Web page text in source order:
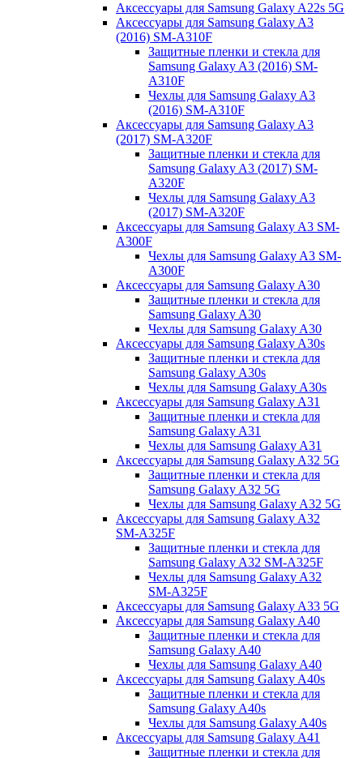
Аксессуары для Samsung Galaxy A22s 5G
Аксессуары для Samsung Galaxy A3
(2016) SM-A310F
Защитные пленки и стекла для
Samsung Galaxy A3 (2016) SM-
A310F
Чехлы для Samsung Galaxy A3
(2016) SM-A310F
Аксессуары для Samsung Galaxy A3
(2017) SM-A320F
Защитные пленки и стекла для
Samsung Galaxy A3 (2017) SM-
A320F
Чехлы для Samsung Galaxy A3
(2017) SM-A320F
Аксессуары для Samsung Galaxy A3 SM-
A300F
Чехлы для Samsung Galaxy A3 SM-
A300F
Аксессуары для Samsung Galaxy A30
Защитные пленки и стекла для
Samsung Galaxy A30
Чехлы для Samsung Galaxy A30
Аксессуары для Samsung Galaxy A30s
Защитные пленки и стекла для
Samsung Galaxy A30s
Чехлы для Samsung Galaxy A30s
Аксессуары для Samsung Galaxy A31
Защитные пленки и стекла для
Samsung Galaxy A31
Чехлы для Samsung Galaxy A31
Аксессуары для Samsung Galaxy A32 5G
Защитные пленки и стекла для
Samsung Galaxy A32 5G
Чехлы для Samsung Galaxy A32 5G
Аксессуары для Samsung Galaxy A32
SM-A325F
Защитные пленки и стекла для
Samsung Galaxy A32 SM-A325F
Чехлы для Samsung Galaxy A32
SM-A325F
Аксессуары для Samsung Galaxy A33 5G
Аксессуары для Samsung Galaxy A40
Защитные пленки и стекла для
Samsung Galaxy A40
Чехлы для Samsung Galaxy A40
Аксессуары для Samsung Galaxy A40s
Защитные пленки и стекла для
Samsung Galaxy A40s
Чехлы для Samsung Galaxy A40s
Аксессуары для Samsung Galaxy A41
Защитные пленки и стекла для